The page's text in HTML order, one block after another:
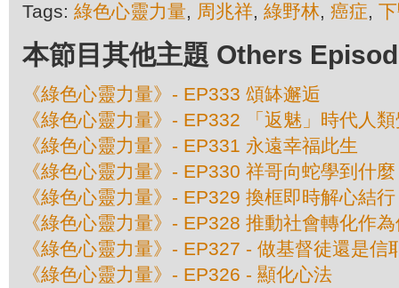
Tags: 綠色心靈力量, 周兆祥, 綠野林, 癌症,
本節目其他主題 Others
《綠色心靈力量》- EP333 頌缽邂逅
《綠色心靈力量》- EP332 「返魅」時代人
《綠色心靈力量》- EP331 永遠幸福此生
《綠色心靈力量》- EP330 祥哥向蛇學到什麼
《綠色心靈力量》- EP329 換框即時解心結行
《綠色心靈力量》- EP328 推動社會轉化作
《綠色心靈力量》- EP327 - 做基督徒還是
《綠色心靈力量》- EP326 - 顯化心法